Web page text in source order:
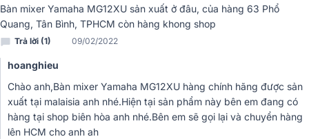
trong sạch và sắc nét hơn.
Tương thích đa dạng micro - từ micro dynamic thông dụng
đến condenser cao cấp chuyên thu âm.
Nhờ D-PRE, Yamaha MG12XU không chỉ đáp ứng tốt nhu cầu biểu
nghiệp, mang lại chất âm dày, ấm và sống động đặc trưng của
Yamaha.
Bàn mixer Yamaha MG12XU sản xuất ở đâu, của hàng 63 Phổ
Quang, Tân Bình, TPHCM còn hàng khong shop
Trả lời (1) 09/02/2022
hoanghieu
Chào anh,Bàn mixer Yamaha MG12XU hàng chính hãng được sản
xuất tại malaisia anh nhé.Hiện tại sản phẩm này bên em đang có
hàng tại shop biên hòa anh nhé.Bên em sẽ gọi lại và chuyển hàng
lên HCM cho anh ah